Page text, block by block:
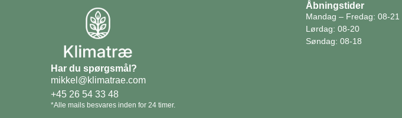
Har du spørgsmål?
mikkel@klimatrae.com
+45 26 54 33 48
*Alle mails besvares inden for 24 timer.
Åbningstider
Mandag – Fredag: 08-21
Lørdag: 08-20
Søndag: 08-18